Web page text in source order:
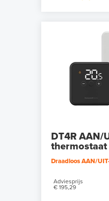
DT4R AAN/
thermostaat
Draadloos AAN/
Adviesprijs
€ 195,29